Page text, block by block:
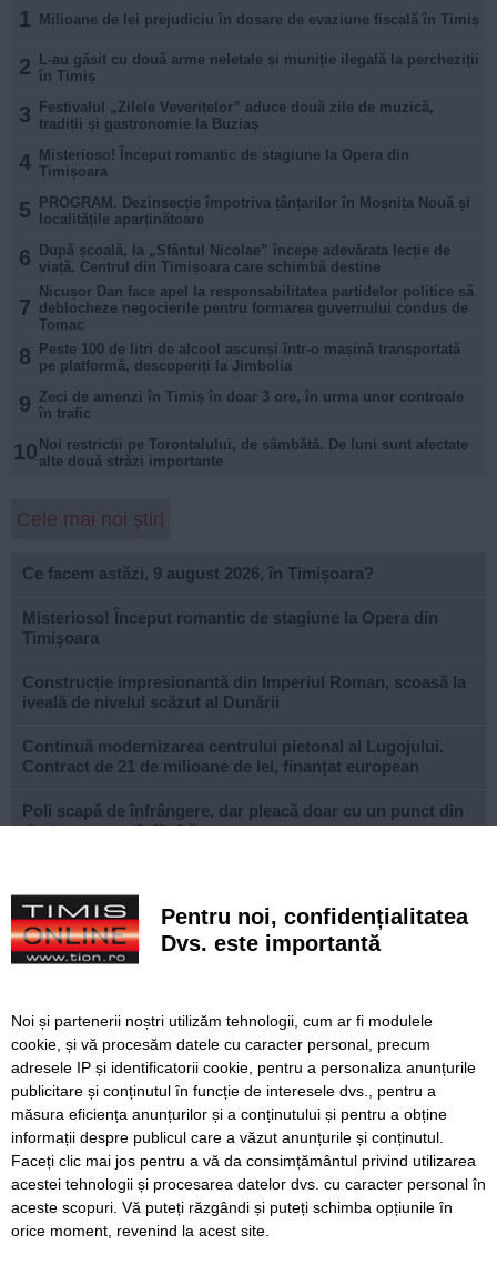
1 Milioane de lei prejudiciu în dosare de evaziune fiscală în Timiș
2
L-au găsit cu două arme neletale și muniție ilegală la percheziții
în Timiș
3
Festivalul „Zilele Veverițelor” aduce două zile de muzică,
tradiții și gastronomie la Buziaș
4
Misterioso! Început romantic de stagiune la Opera din
Timișoara
5
PROGRAM. Dezinsecție împotriva țânțarilor în Moșnița Nouă și
localitățile aparținătoare
6
După școală, la „Sfântul Nicolae” începe adevărata lecție de
viață. Centrul din Timișoara care schimbă destine
7
Nicușor Dan face apel la responsabilitatea partidelor politice să
deblocheze negocierile pentru formarea guvernului condus de
Tomac
8
Peste 100 de litri de alcool ascunși într-o mașină transportată
pe platformă, descoperiți la Jimbolia
9 Zeci de amenzi în Timiș în doar 3 ore, în urma unor controale
în trafic
10 Noi restricții pe Torontalului, de sâmbătă. De luni sunt afectate
alte două străzi importante
Cele mai noi știri
Ce facem astăzi, 9 august 2026, în Timișoara?
Misterioso! Început romantic de stagiune la Opera din
Timișoara
Construcție impresionantă din Imperiul Roman, scoasă la
iveală de nivelul scăzut al Dunării
Continuă modernizarea centrului pietonal al Lugojului.
Contract de 21 de milioane de lei, finanțat european
Poli scapă de înfrângere, dar pleacă doar cu un punct din
deplasarea cu Șelimbăr
privat inițiativei Primăriei Timișoara
„Recidivă” la baza sportivă din Dacia. Primăria a ridicat
niște echipamente amplasate ilegal
Ce facem astăzi, 8 august 2026, în Timișoara?
Cum arată televizorul care schimbă serile de acasă, fără
complicații
SERVICII Redactia
Folosinta Cookie-urilor
Pentru noi, confidențialitatea
Dvs. este importantă
Noi și partenerii noștri utilizăm tehnologii, cum ar fi modulele
cookie, și vă procesăm datele cu caracter personal, precum
adresele IP și identificatorii cookie, pentru a personaliza anunțurile
publicitare și conținutul în funcție de interesele dvs., pentru a
măsura eficiența anunțurilor și a conținutului și pentru a obține
informații despre publicul care a văzut anunțurile și conținutul.
Faceți clic mai jos pentru a vă da consimțământul privind utilizarea
acestei tehnologii și procesarea datelor dvs. cu caracter personal în
aceste scopuri. Vă puteți răzgândi și puteți schimba opțiunile în
orice moment, revenind la acest site.